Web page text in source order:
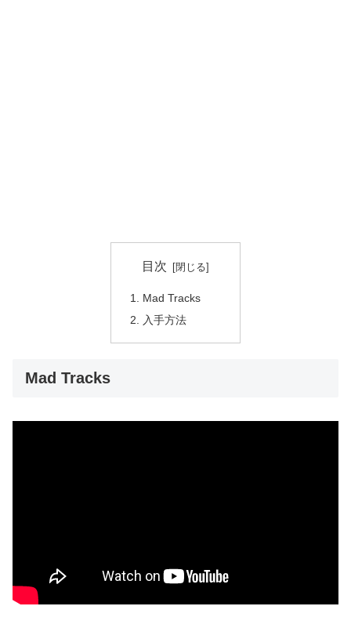
目次
Mad Tracks
入手方法
Mad Tracks